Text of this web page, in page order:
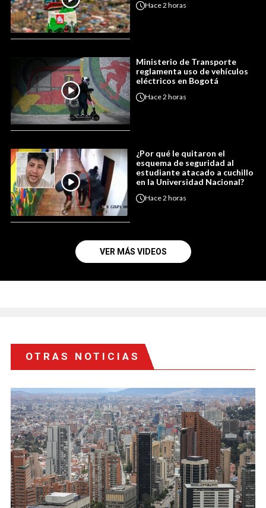
Hace2 horas
Ministerio de Transporte
reglamenta uso de vehículos
eléctricos en Bogotá
Hace2 horas
¿Por qué le quitaron el
esquema de seguridad al
estudiante atacado a cuchillo
en la Universidad Nacional?
Hace2 horas
VER MÁS VIDEOS
OTRAS NOTICIAS